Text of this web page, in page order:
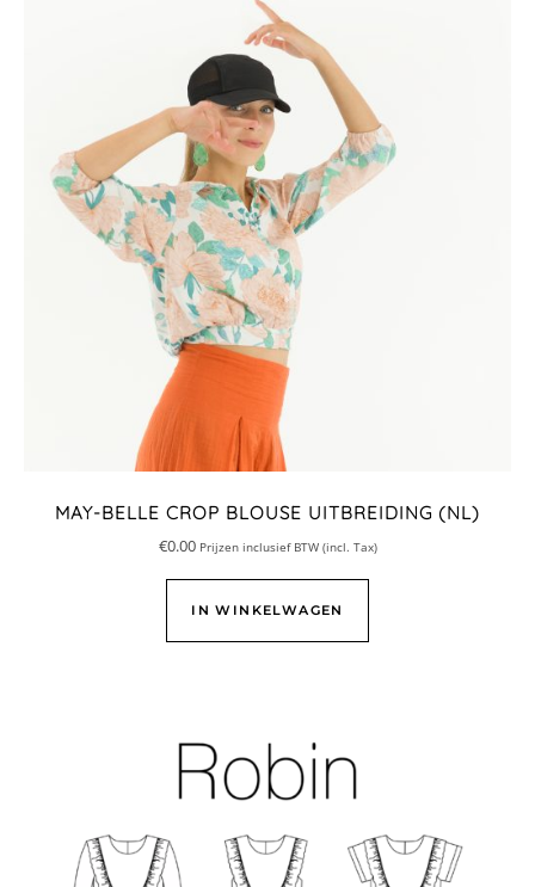
MAY-BELLE CROP BLOUSE UITBREIDING (NL)
€0.00 Prijzen inclusief BTW (incl. Tax)
IN WINKELWAGEN